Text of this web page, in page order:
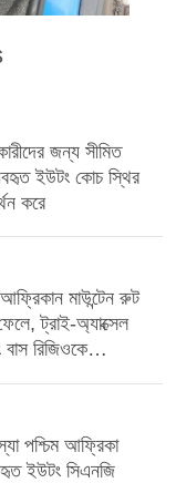
জন্য সীমিত
ইউটং কোচ স্থির
করে
মাউন্টেন রুট
ট্রাই-অ্যাক্সেল
রিজিওকে
পশ্চিম আফ্রিকা
ইউটং সিএনজি